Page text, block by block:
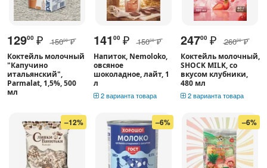
12900 ₽ 15000 ₽
Коктейль молочный
"Капучино
итальянский",
Parmalat, 1,5%, 500
мл
14100 ₽ 15000 ₽
Напиток, Nemoloko,
овсяное
шоколадное, лайт, 1
л
2 варианта товара
24700 ₽ 26000 ₽
Коктейль молочный,
SHOCK MILK, со
вкусом клубники,
480 мл
2 варианта товара
–12% –6% –6%